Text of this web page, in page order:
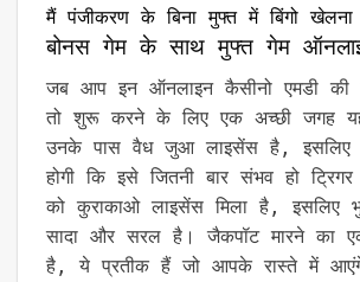
मैं पंजीकरण के बिना मुफ्त में बिंगो खेलना
बोनस गेम के साथ मुफ्त गेम
जब आप इन ऑनलाइन कैसीनो एमडी की
तो शुरू करने के लिए एक अच्छी जगह
उनके पास वैध जुआ लाइसेंस है, इसलिए
होगी कि इसे जितनी बार संभव हो
को कुराकाओ लाइसेंस मिला है, इसलिए
सादा और सरल है। जैकपॉट मारने का
है, ये प्रतीक हैं जो आपके रास्ते में